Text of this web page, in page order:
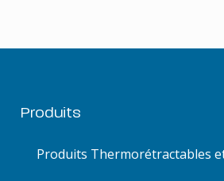
Produits
Produits Thermorétractables